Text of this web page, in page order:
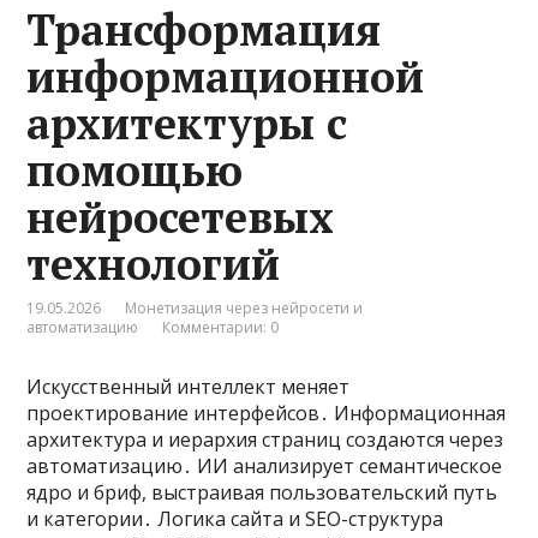
Трансформация
информационной
архитектуры с
помощью
нейросетевых
технологий
19.05.2026
Монетизация через нейросети и
автоматизацию
Комментарии: 0
Искусственный интеллект меняет
проектирование интерфейсов․ Информационная
архитектура и иерархия страниц создаются через
автоматизацию․ ИИ анализирует семантическое
ядро и бриф, выстраивая пользовательский путь
и категории․ Логика сайта и SEO-структура